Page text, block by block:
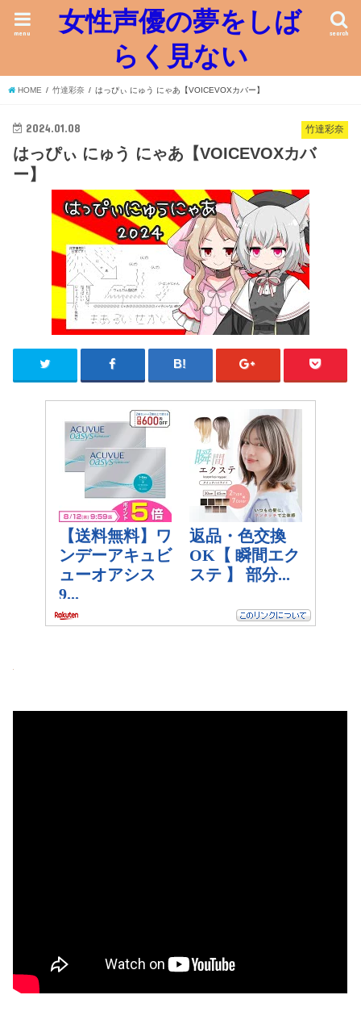
女性声優の夢をしば
らく見ない
search
menu
HOME 竹達彩奈 はっぴぃ にゅう にゃあ【VOICEVOXカバー】
竹達彩奈
2024.01.08
はっぴぃ にゅう にゃあ【VOICEVOXカバ
ー】